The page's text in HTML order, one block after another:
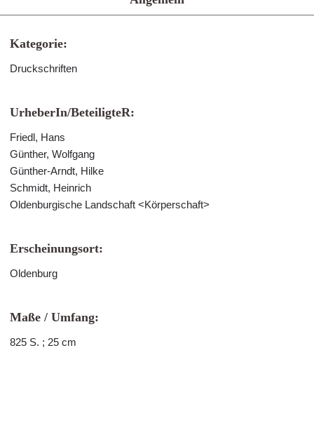
Kategorie:
Druckschriften
UrheberIn/BeteiligteR:
Friedl, Hans
Günther, Wolfgang
Günther-Arndt, Hilke
Schmidt, Heinrich
Oldenburgische Landschaft <Körperschaft>
Erscheinungsort:
Oldenburg
Maße / Umfang:
825 S. ; 25 cm